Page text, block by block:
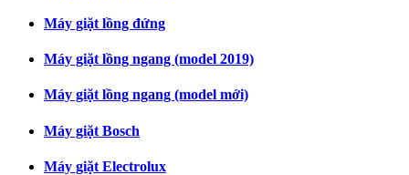
Máy giặt lồng đứng
Máy giặt lồng ngang (model 2019)
Máy giặt lồng ngang (model mới)
Máy giặt Bosch
Máy giặt Electrolux